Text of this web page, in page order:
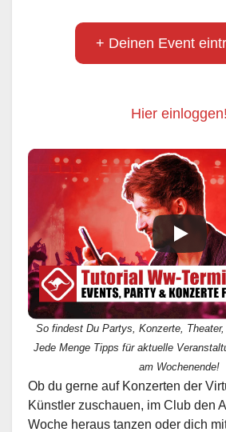
+ Deinen Event
Hier einloggen!
So findest Du Partys, Konzerte,
Jede Menge Tipps für aktuelle
am Wochenende!
Ob du gerne auf Konzerten der
Künstler zuschauen, im Club den
Woche heraus tanzen oder dich